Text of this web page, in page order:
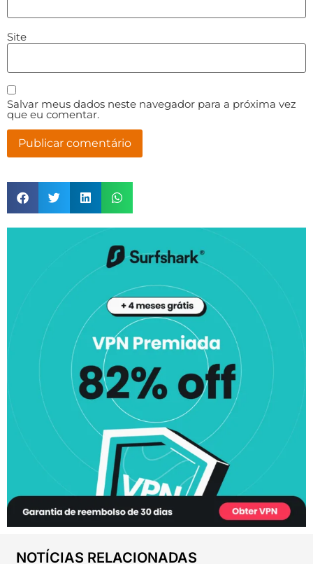
Site
Salvar meus dados neste navegador para a próxima vez
que eu comentar.
NOTÍCIAS RELACIONADAS